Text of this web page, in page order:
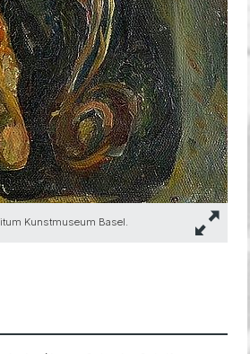
Kunstmuseum Basel.